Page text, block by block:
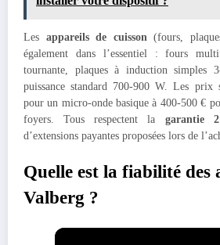
Les appareils de cuisson (fours,
également dans l’essentiel : fours
tournante, plaques à induction simples
puissance standard 700-900 W. Les prix
pour un micro-onde basique à 400-500 €
foyers. Tous respectent la garantie
d’extensions payantes proposées lors de
Quelle est la fiabilité des
Valberg ?